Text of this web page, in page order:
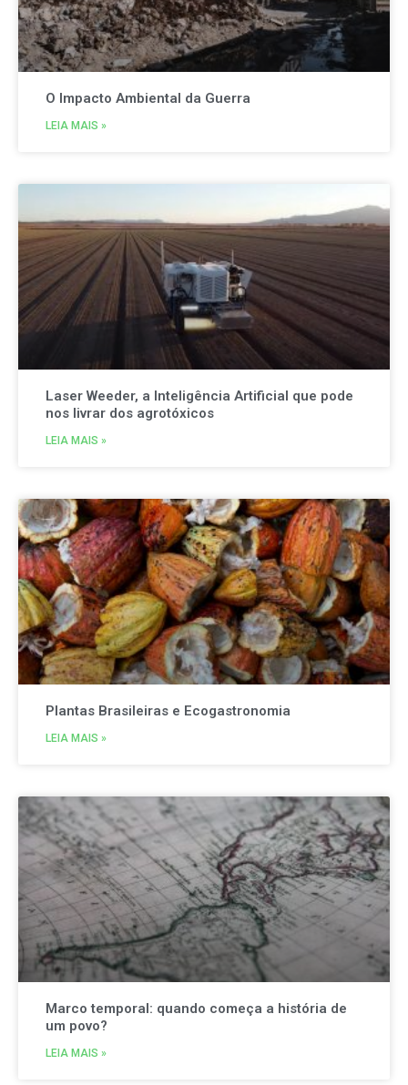
O Impacto Ambiental da Guerra
LEIA MAIS »
Laser Weeder, a Inteligência Artificial que pode
nos livrar dos agrotóxicos
LEIA MAIS »
Plantas Brasileiras e Ecogastronomia
LEIA MAIS »
Marco temporal: quando começa a história de
um povo?
LEIA MAIS »